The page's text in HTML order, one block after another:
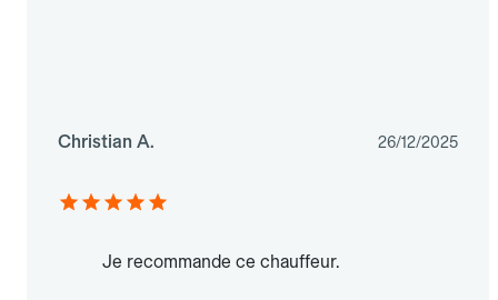
Christian A. 26/12/2025
Je recommande ce chauffeur.